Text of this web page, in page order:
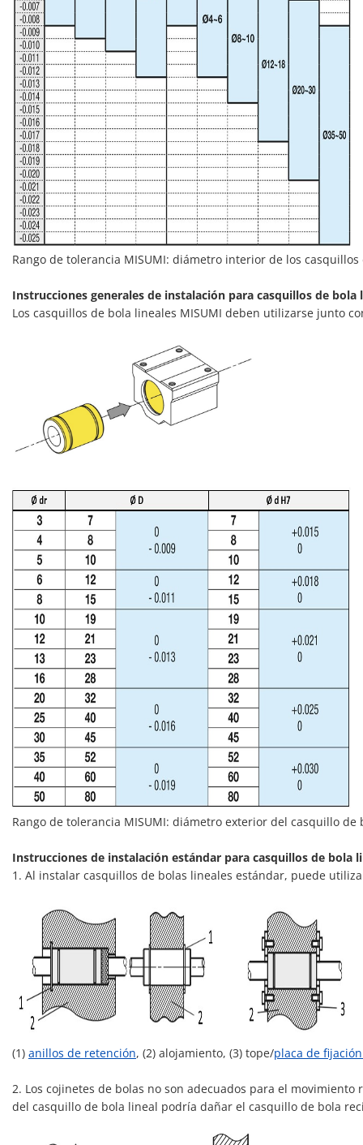
Rango de tolerancia MISUMI: diámetro interior de los
Instrucciones generales de instalación para casquillos de
Los casquillos de bola lineales MISUMI deben utilizarse junto
Rango de tolerancia MISUMI: diámetro exterior del casquillo
Instrucciones de instalación estándar para casquillos de bola
1. Al instalar casquillos de bolas lineales estándar, puede
(1) anillos de retención, (2) alojamiento, (3) tope/placa de fijación
2. Los cojinetes de bolas no son adecuados para el
del casquillo de bola lineal podría dañar el casquillo de bola